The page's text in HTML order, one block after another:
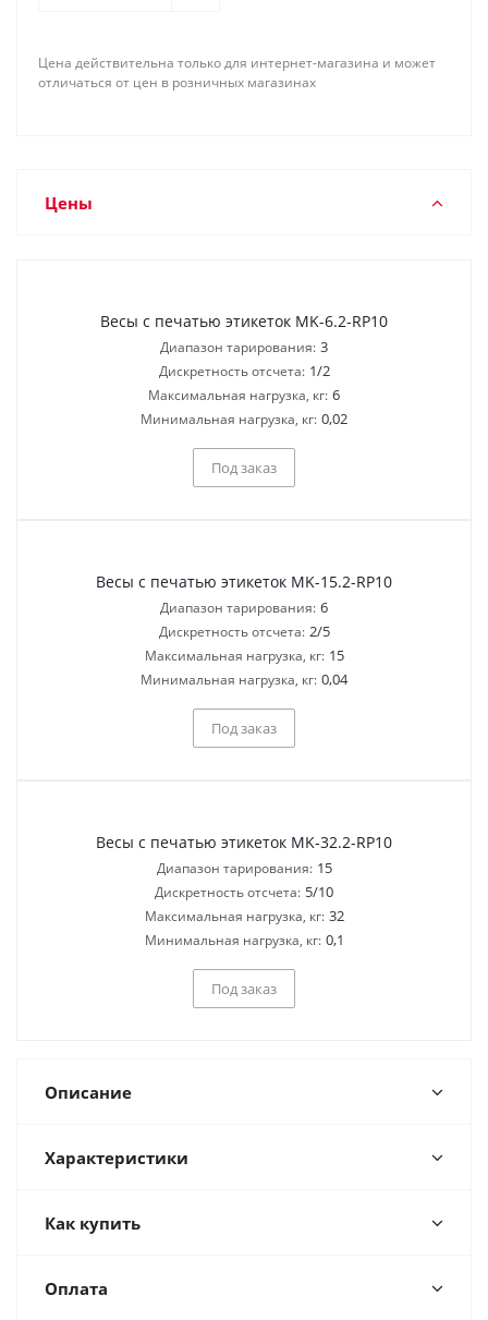
Цена действительна только для интернет-магазина и может
отличаться от цен в розничных магазинах
Цены
Весы с печатью этикеток MK-6.2-RP10
Диапазон тарирования: 3
Дискретность отсчета: 1/2
Максимальная нагрузка, кг: 6
Минимальная нагрузка, кг: 0,02
Под заказ
Весы с печатью этикеток MK-15.2-RP10
Диапазон тарирования: 6
Дискретность отсчета: 2/5
Максимальная нагрузка, кг: 15
Минимальная нагрузка, кг: 0,04
Под заказ
Весы с печатью этикеток MK-32.2-RP10
Диапазон тарирования: 15
Дискретность отсчета: 5/10
Максимальная нагрузка, кг: 32
Минимальная нагрузка, кг: 0,1
Под заказ
Описание
Характеристики
Как купить
Оплата